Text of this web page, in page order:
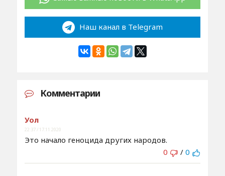
Наш канал в Telegram
Комментарии
Уол
22:37 / 17.11.2020
Это начало геноцида других народов.
0
/ 0